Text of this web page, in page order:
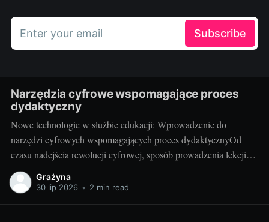
Enter your email Subscribe
Narzędzia cyfrowe wspomagające proces
dydaktyczny
Nowe technologie w służbie edukacji: Wprowadzenie do
narzędzi cyfrowych wspomagających proces dydaktycznyOd
czasu nadejścia rewolucji cyfrowej, sposób prowadzenia lekcji
przechodzi gwałtowną transformację. Narzędzia cyfrowe, takie
jak programy edukacyjne, aplikacje czy platformy e-learningowe,
Grażyna
30 lip 2026 • 2 min read